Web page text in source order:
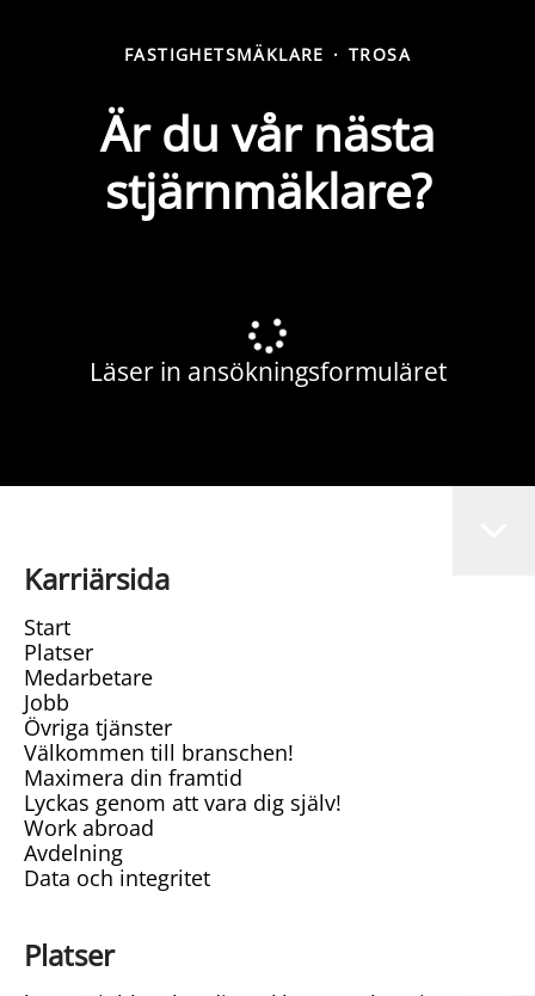
FASTIGHETSMÄKLARE · TROSA
Är du vår nästa
stjärnmäklare?
Läser in ansökningsformuläret
Karriärsida
Start
Platser
Medarbetare
Jobb
Övriga tjänster
Välkommen till branschen!
Maximera din framtid
Lyckas genom att vara dig själv!
Work abroad
Avdelning
Data och integritet
Platser